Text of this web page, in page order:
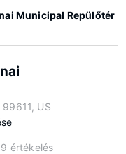
Municipal Repülőtér
US
értékelés